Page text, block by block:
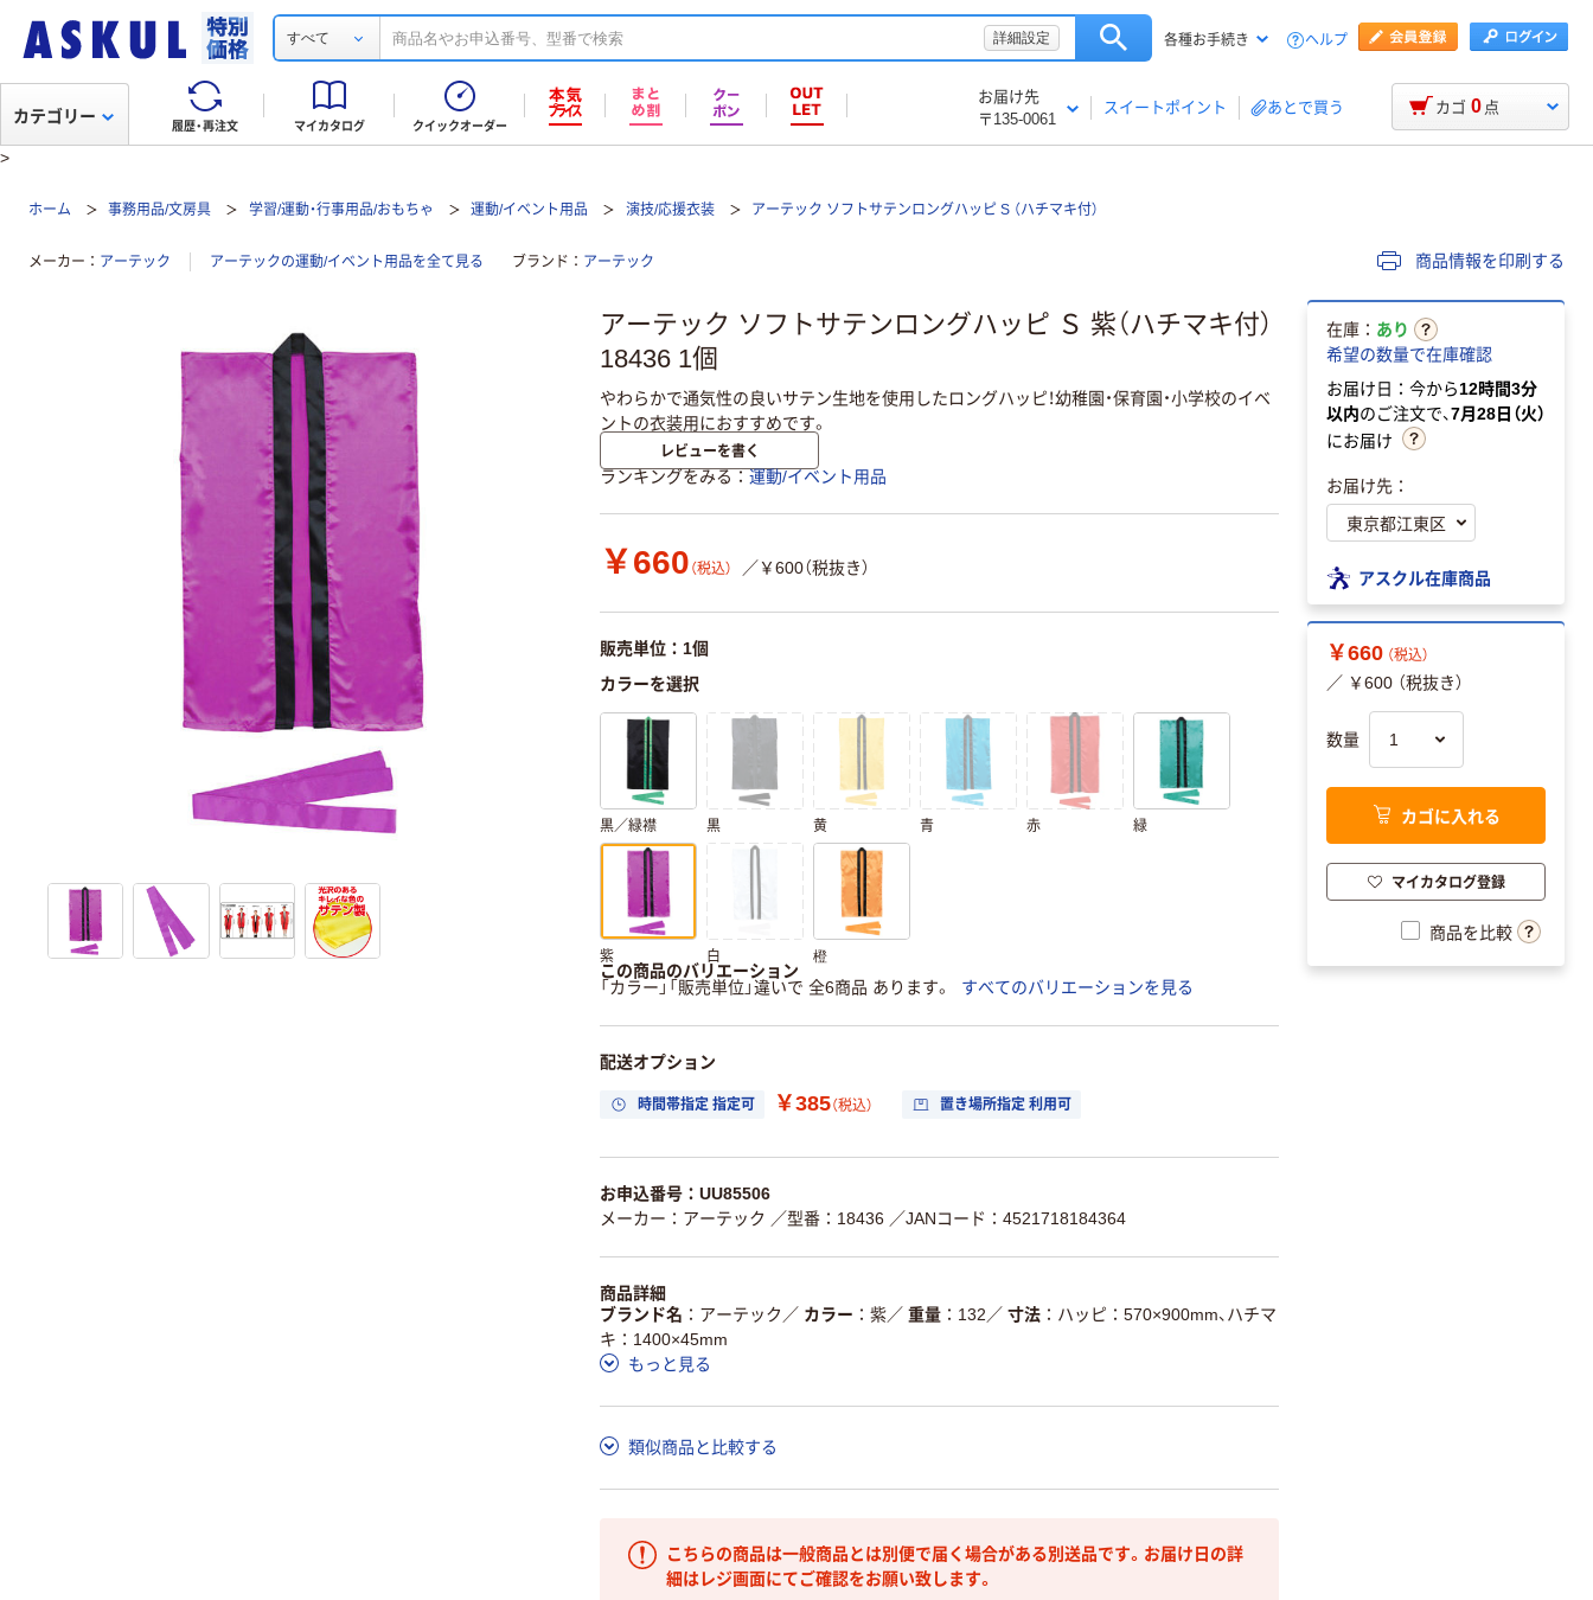
すべて 詳細設定 各種お手続き ヘルプ
履歴・再注文 マイカタログ クイックオーダー
お届け先
〒135-0061
スイートポイント あとで買う
カテゴリー カゴ 0 点
>
ホーム 事務用品/文房具 学習/運動・行事用品/おもちゃ 運動/イベント用品 演技/応援衣装 アーテック ソフトサテンロングハッピ S （ハチマキ付）
メーカー アーテック アーテックの運動/イベント用品を全て見る ブランド アーテック 商品情報を印刷する
アーテック ソフトサテンロングハッピ Ｓ 紫（ハチマキ付）
18436 1個
やわらかで通気性の良いサテン生地を使用したロングハッピ！幼稚園・保育園・小学校のイベ
ントの衣装用におすすめです。
レビューを書く
ランキングをみる 運動/イベント用品
￥660 （税込） ／￥600（税抜き）
販売単位：1個
カラーを選択
黒／緑襟 黒 黄 青 赤 緑
紫 白 橙
この商品のバリエーション
「カラー」「販売単位」違いで 全6商品 あります。
すべてのバリエーションを見る
配送オプション
時間帯指定 指定可 ￥385（税込） 置き場所指定 利用可
お申込番号：UU85506
メーカー：アーテック ／型番：18436 ／JANコード：4521718184364
商品詳細
ブランド名
アーテック ／ カラー 紫／ 重量 132 ／ 寸法
ハッピ：570×900mm、ハチマ
キ：1400×45mm
もっと見る
類似商品と比較する
こちらの商品は一般商品とは別便で届く場合がある別送品です。お届け日の詳
細はレジ画面にてご確認をお願い致します。
在庫： あり
希望の数量で在庫確認
お届け日：今から12時間3分
以内のご注文で、7月28日（火）
にお届け
お届け先：
アスクル在庫商品
￥660 （税込）
／ ￥600 （税抜き）
数量
カゴに入れる
マイカタログ登録
商品を比較